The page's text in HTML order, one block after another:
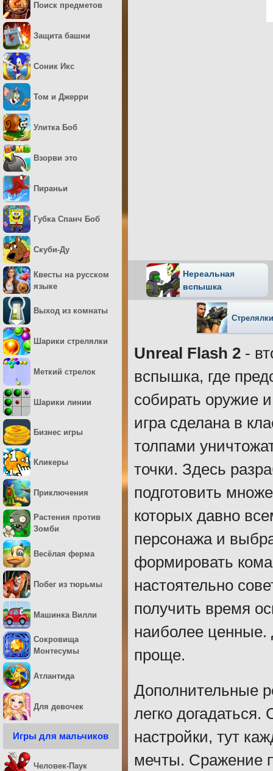
Нереальная
вспышка
Unreal Flash 2 -
вспышка, где
собирать оружие
игра сделана в
толпами
точки. Здесь
подготовить
которых давно
персонажа и
формировать
настоятельно
получить время
наиболее ценные.
проще.
Дополнительные
легко
настройки, тут
мечты. Сражение
Поиск предметов
Защита башни
Соник Икс
Том и Джерри
Улитка Боб
Взорви это
Пираньи
Губка Спанч Боб
Скуби-Ду
Квесты на русском
языке
Выход из комнаты
Шарики стрелялки
Меткий стрелок
Шарики линии
Бизнес игры
Кликеры
Приключения
Растения против
Зомби
Весёлая ферма
Побег из тюрьмы
Машинка Вилли
Сокровища
Монтесумы
Атлантида
Для девочек
Игры для мальчиков
Человек-Паук